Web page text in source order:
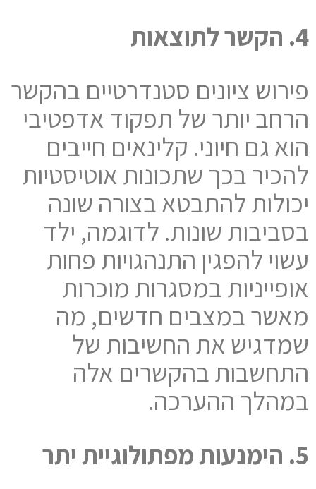
4. הקשר לתוצאות
פירוש ציונים סטנדרטיים בהקשר
הרחב יותר של תפקוד אדפטיבי
הוא גם חיוני. קלינאים חייבים
להכיר בכך שתכונות אוטיסטיות
יכולות להתבטא בצורה שונה
בסביבות שונות. לדוגמה, ילד
עשוי להפגין התנהגויות פחות
אופייניות במסגרות מוכרות
מאשר במצבים חדשים, מה
שמדגיש את החשיבות של
התחשבות בהקשרים אלה
במהלך ההערכה.
5. הימנעות מפתולוגיית יתר